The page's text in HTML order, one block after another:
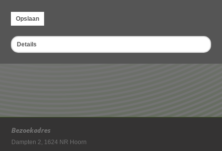
Opslaan
Details
Deel deze pagina
Bezoekadres
Dampten 2, 1624 NR Hoorn